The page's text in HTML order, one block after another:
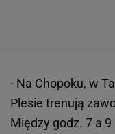
- Na Chopoku, w
Plesie trenują
Między godz. 7 a